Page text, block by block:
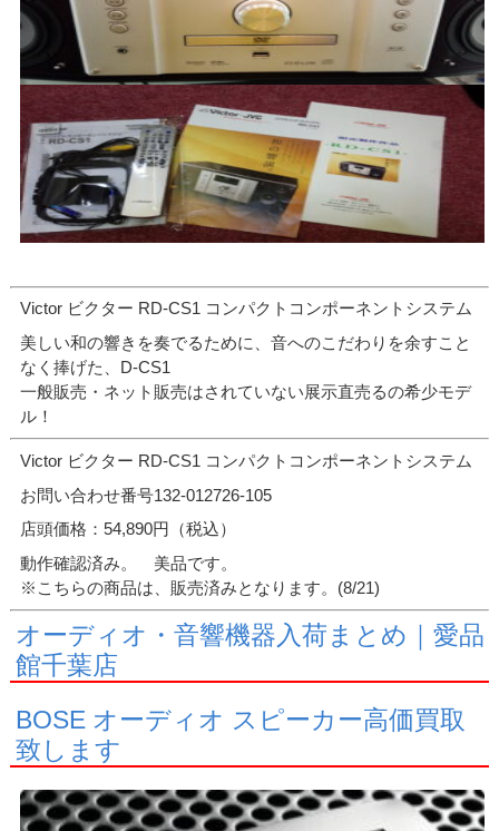
Victor ビクター RD-CS1 コンパクトコンポーネントシステム
美しい和の響きを奏でるために、音へのこだわりを余すこと
なく捧げた、D-CS1
一般販売・ネット販売はされていない展示直売るの希少モデ
ル！
Victor ビクター RD-CS1 コンパクトコンポーネントシステム
お問い合わせ番号132-012726-105
店頭価格：54,890円（税込）
動作確認済み。 美品です。
※こちらの商品は、販売済みとなります。(8/21)
オーディオ・音響機器入荷まとめ｜愛品
館千葉店
BOSE オーディオ スピーカー高価買取
致します